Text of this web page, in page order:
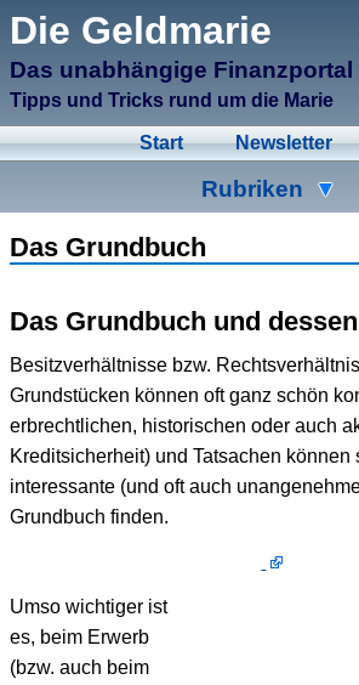
Die Geldmarie
Das unabhängige Finanzportal
Tipps und Tricks rund um die Marie
Start Newsletter
Rubriken
Energiesparen Fonds
Kleingeld Kredite
Steuern Urlaub
Wertpapiere
Das Grundbuch
Das Grundbuch und
Besitzverhältnisse bzw.
Grundstücken können oft ganz schön
erbrechtlichen, historischen oder auch
Kreditsicherheit) und Tatsachen können
interessante (und oft auch
Grundbuch finden.
Umso wichtiger ist
es, beim Erwerb
(bzw. auch beim